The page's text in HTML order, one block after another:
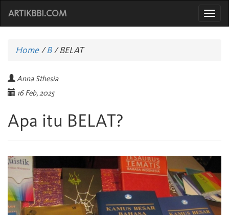
ARTIKBBI.COM
Home/B /BELAT
Anna Sthesia
16 Feb, 2025
Apa itu BELAT?